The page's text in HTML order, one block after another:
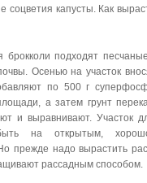
соцветия капусты. Как
подходят
Осенью на участок
по 500 г
а затем грунт
и выравнивают. Участок
на открытым,
прежде надо вырастить
рассадным способом.